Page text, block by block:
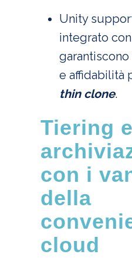
Unity
integrato con
e affidabilità
thin clone.
Tiering e
con i
della
cloud